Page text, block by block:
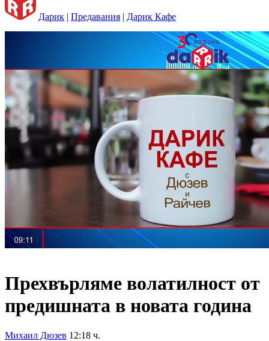
Дарик | Предавания | Дарик Кафе
Прехвърляме волатилност от
предишната в новата година
Михаил Дюзев 12:18 ч.